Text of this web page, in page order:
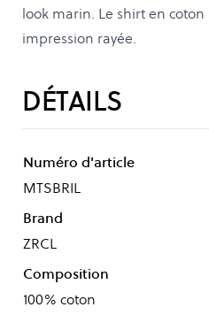
look marin. Le shirt en
impression rayée.
DÉTAILS
Numéro d'article
MTSBRIL
Brand
ZRCL
Composition
100% coton